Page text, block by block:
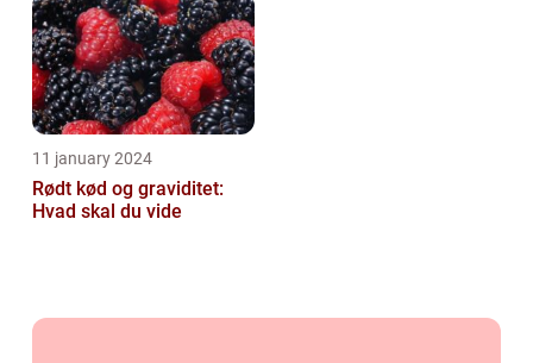
11 january 2024
Rødt kød og graviditet:
Hvad skal du vide